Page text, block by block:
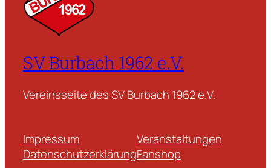
SV Burbach 1962 e.V.
Vereinsseite des SV Burbach 1962 e.V.
Impressum
Datenschutzerklärung
Veranstaltungen
Fanshop